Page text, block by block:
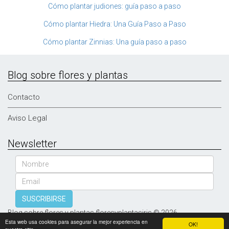
OK!
Esta web usa cookies para asegurar la mejor experiencia en
Cómo plantar judiones: guía paso a paso
Cómo plantar Hiedra: Una Guía Paso a Paso
Cómo plantar Zinnias: Una guía paso a paso
Blog sobre flores y plantas
Contacto
Aviso Legal
Newsletter
Nombre
Email
SUSCRIBIRSE
Blog sobre flores y plantas floresyplantasiris © 2026